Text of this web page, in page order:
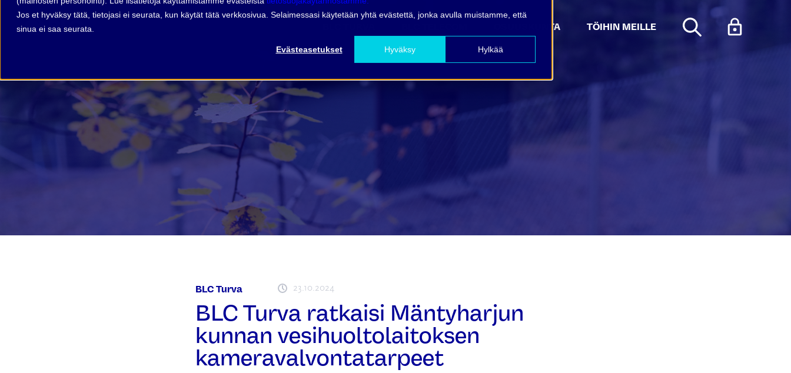
Jos et hyväksy tätä, tietojasi ei seurata, kun käytät tätä verkkosivua. Selaimessasi käytetään yhtä evästettä, jonka avulla muistamme, että
sinua ei saa seurata.
Evästeasetukset Hyväksy Hylkää
OSUUSKUNTA TÖIHIN MEILLE
BLC Turva 23.10.2024
BLC Turva ratkaisi Mäntyharjun
kunnan vesihuoltolaitoksen
kameravalvontatarpeet